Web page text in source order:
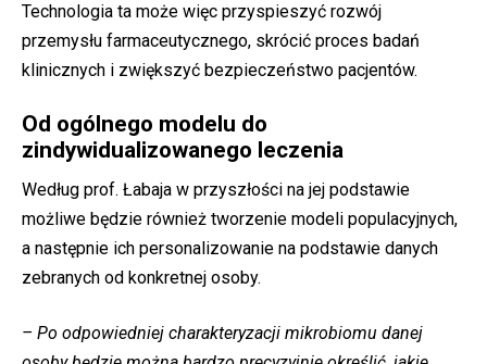
Technologia ta może więc przyspieszyć rozwój
przemysłu farmaceutycznego, skrócić proces badań
klinicznych i zwiększyć bezpieczeństwo pacjentów.
Od ogólnego modelu do
zindywidualizowanego leczenia
Według prof. Łabaja w przyszłości na jej podstawie
możliwe będzie również tworzenie modeli populacyjnych,
a następnie ich personalizowanie na podstawie danych
zebranych od konkretnej osoby.
– Po odpowiedniej charakteryzacji mikrobiomu danej